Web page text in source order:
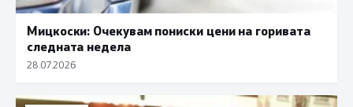
Мицкоски: Очекувам пониски цени на горивата
следната недела
28.07.2026